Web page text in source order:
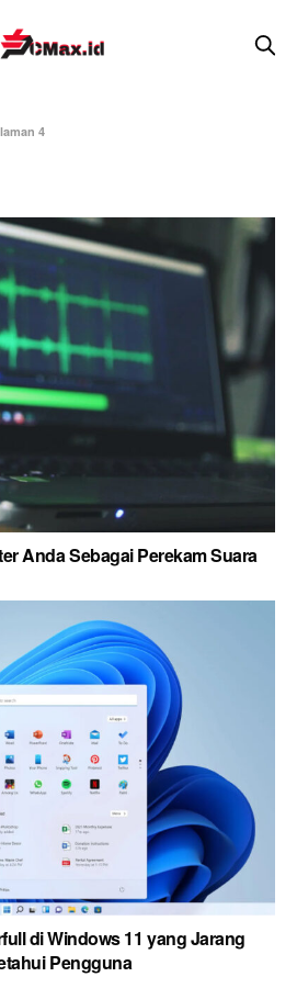
4
Anda Sebagai Perekam Suara
di Windows 11 yang Jarang
Pengguna